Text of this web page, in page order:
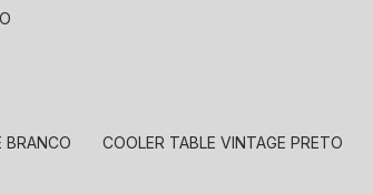
BRANCO COOLER TABLE VINTAGE PRETO